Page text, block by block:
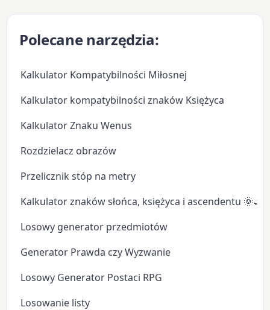
Polecane narzędzia:
Kalkulator Kompatybilności Miłosnej
Kalkulator kompatybilności znaków Księżyca
Kalkulator Znaku Wenus
Rozdzielacz obrazów
Przelicznik stóp na metry
Kalkulator znaków słońca, księżyca i ascendentu
Losowy generator przedmiotów
Generator Prawda czy Wyzwanie
Losowy Generator Postaci RPG
Losowanie listy